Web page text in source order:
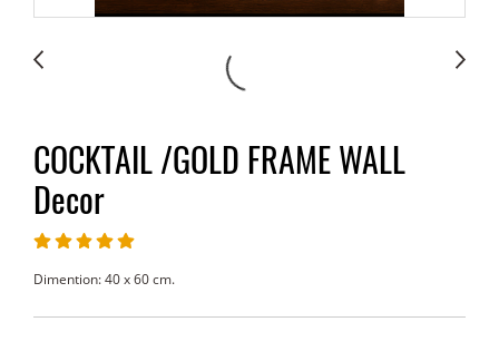
COCKTAIL /GOLD FRAME WALL
Decor
Dimention: 40 x 60 cm.